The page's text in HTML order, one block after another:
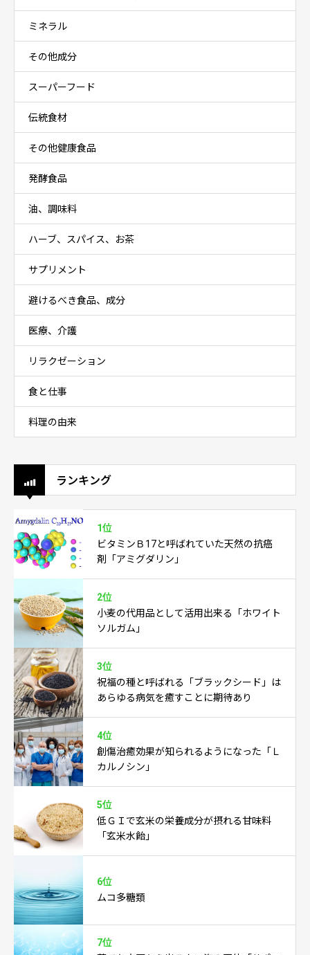
ミネラル
その他成分
スーパーフード
伝統食材
その他健康食品
発酵食品
油、調味料
ハーブ、スパイス、お茶
サプリメント
避けるべき食品、成分
医療、介護
リラクゼーション
食と仕事
料理の由来
ランキング
1位
ビタミンＢ17と呼ばれていた天然の抗癌
剤「アミグダリン」
2位
小麦の代用品として活用出来る「ホワイト
ソルガム」
3位
祝福の種と呼ばれる「ブラックシード」は
あらゆる病気を癒すことに期待あり
4位
創傷治癒効果が知られるようになった「Ｌ
カルノシン」
5位
低ＧＩで玄米の栄養成分が摂れる甘味料
「玄米水飴」
6位
ムコ多糖類
7位